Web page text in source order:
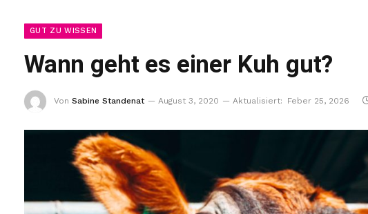
GUT ZU WISSEN
Wann geht es einer Kuh gut?
Von Sabine Standenat August 3, 2020 Aktualisiert: Feber 25, 2026